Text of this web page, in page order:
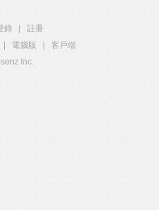
錄
註冊
電腦版
客戶端
Inc.